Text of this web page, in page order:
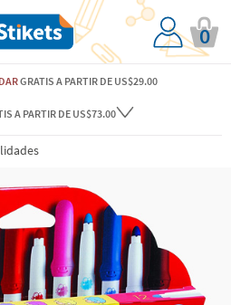
0
GRATIS A PARTIR DE US$29.00
A PARTIR DE US$73.00